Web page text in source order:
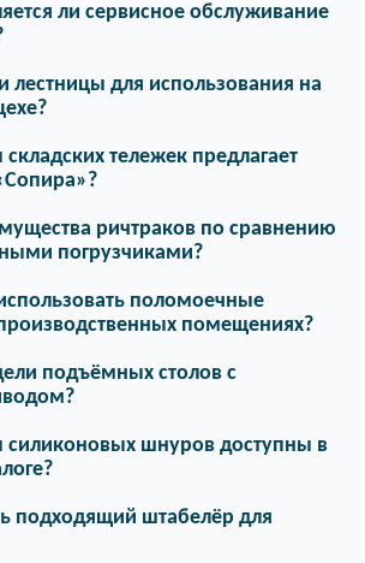
ли сервисное обслуживание
лестницы для использования на
тележек предлагает
ричтраков по сравнению
погрузчиками?
поломоечные
помещениях?
подъёмных столов с
силиконовых шнуров доступны в
подходящий штабелёр для